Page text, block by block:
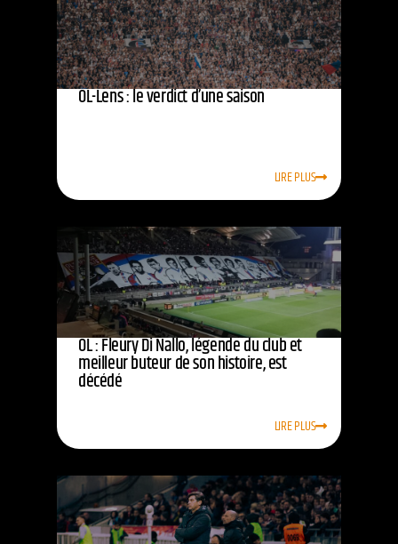
OL-Lens : le verdict d’une saison
LIRE PLUS
OL : Fleury Di Nallo, légende du club et
meilleur buteur de son histoire, est
décédé
LIRE PLUS